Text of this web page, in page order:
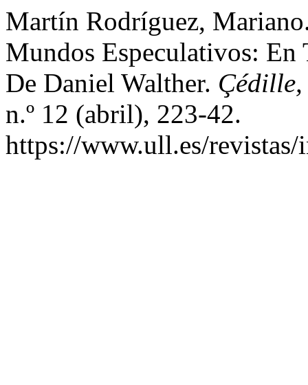
Martín Rodríguez,
Mundos Especulativos: En
De Daniel Walther. Çédille,
n.º 12 (abril), 223-42.
https://www.ull.es/